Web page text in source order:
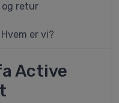
og retur
Hvem er vi?
Active